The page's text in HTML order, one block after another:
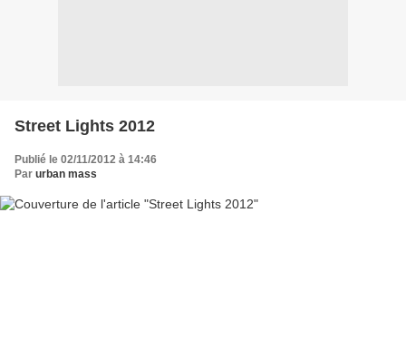
Street Lights 2012
Publié le 02/11/2012 à 14:46
Par urban mass